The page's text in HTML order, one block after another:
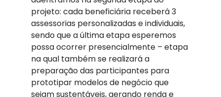
projeto: cada beneficiária receberá 3
assessorias personalizadas e individuais,
sendo que a última etapa esperemos
possa ocorrer presencialmente – etapa
na qual também se realizará a
preparação das participantes para
prototipar modelos de negócio que
sejam sustentáveis, gerando renda e